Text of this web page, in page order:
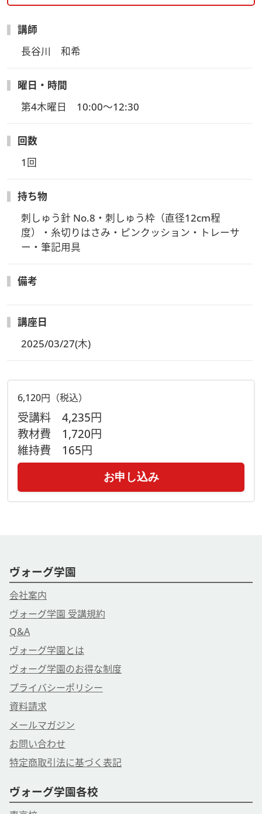
講師
長谷川　和希
曜日・時間
第4木曜日　10:00～12:30
回数
1回
持ち物
刺しゅう針 No.8・刺しゅう枠（直径12cm程
度）・糸切りはさみ・ピンクッション・トレーサ
ー・筆記用具
備考
講座日
2025/03/27(木)
6,120円（税込）
受講料 4,235円
教材費 1,720円
維持費 165円
お申し込み
ヴォーグ学園
会社案内
ヴォーグ学園 受講規約
Q&A
ヴォーグ学園とは
ヴォーグ学園のお得な制度
プライバシーポリシー
資料請求
メールマガジン
お問い合わせ
特定商取引法に基づく表記
ヴォーグ学園各校